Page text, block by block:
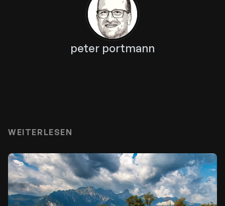
peter portmann
WEITERLESEN